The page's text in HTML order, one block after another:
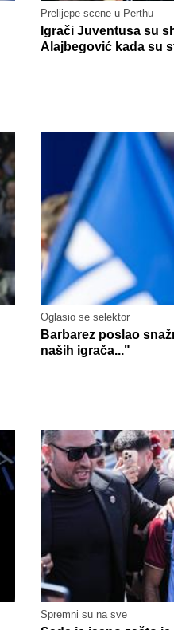
Prelijepe scene u Perthu
Igrači Juventusa su
Alajbegović kada su
Oglasio se selektor
Barbarez poslao
naših igrača..."
Spremni su na sve